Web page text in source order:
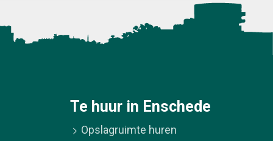
Te huur in Enschede
Opslagruimte huren